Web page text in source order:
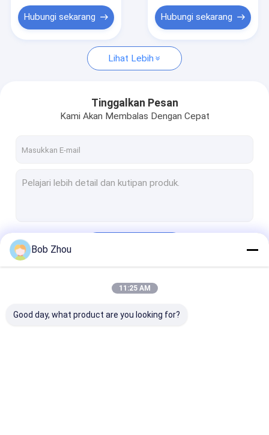
Hubungi Kami
Kamar Mandi Sederhana
Kamar Mandi
Hubungi sekarang Hubungi sekarang
Lihat Lebih
Tinggalkan Pesan
Kami Akan Membalas Dengan Cepat
Bob Zhou
11:25 AM
Good day, what product are you looking for?